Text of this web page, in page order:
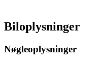
Biloplysninger
Nøgleoplysninger